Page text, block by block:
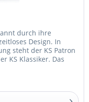
durch ihre
Design. In
steht der KS Patron
KS Klassiker. Das